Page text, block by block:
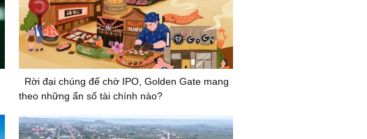
Rời đại chúng để chờ IPO, Golden Gate mang
theo những ẩn số tài chính nào?